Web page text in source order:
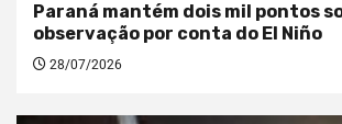
Paraná mantém dois mil pontos
observação por conta do El Niño
28/07/2026